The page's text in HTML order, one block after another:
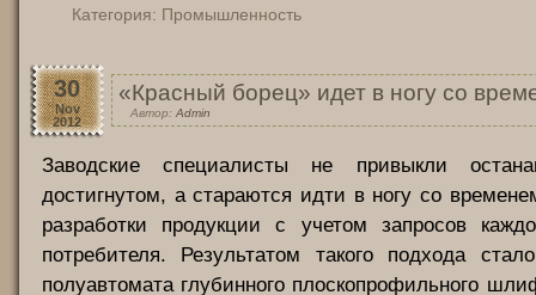
Категория: Промышленность
30
Nov
2012
«Красный борец» идет в ногу со
Автор: Admin
Заводские специалисты не привыкли
достигнутом, а стараются идти в ногу со
разработки продукции с учетом запросов
потребителя. Результатом такого подхода
полуавтомата глубинного плоскопрофильного